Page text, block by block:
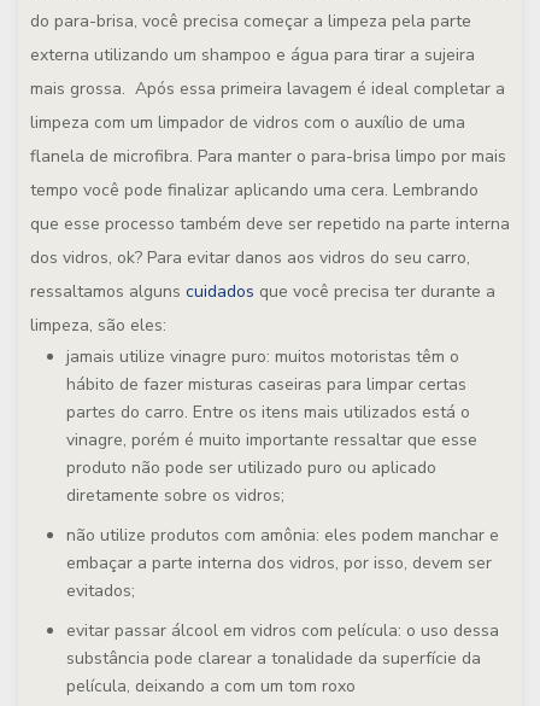
do para-brisa, você precisa começar a limpeza pela parte
externa utilizando um shampoo e água para tirar a sujeira
mais grossa. Após essa primeira lavagem é ideal completar a
limpeza com um limpador de vidros com o auxílio de uma
flanela de microfibra. Para manter o para-brisa limpo por mais
tempo você pode finalizar aplicando uma cera. Lembrando
que esse processo também deve ser repetido na parte interna
dos vidros, ok? Para evitar danos aos vidros do seu carro,
ressaltamos alguns cuidados que você precisa ter durante a
limpeza, são eles:
jamais utilize vinagre puro: muitos motoristas têm o
hábito de fazer misturas caseiras para limpar certas
partes do carro. Entre os itens mais utilizados está o
vinagre, porém é muito importante ressaltar que esse
produto não pode ser utilizado puro ou aplicado
diretamente sobre os vidros;
não utilize produtos com amônia: eles podem manchar e
embaçar a parte interna dos vidros, por isso, devem ser
evitados;
evitar passar álcool em vidros com película: o uso dessa
substância pode clarear a tonalidade da superfície da
película, deixando a com um tom roxo